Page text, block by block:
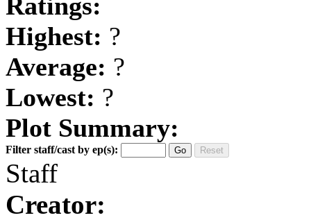
Highest: ?
Average: ?
Lowest: ?
Plot Summary:
Filter staff/cast by ep(s): Go Reset
Staff
Creator: